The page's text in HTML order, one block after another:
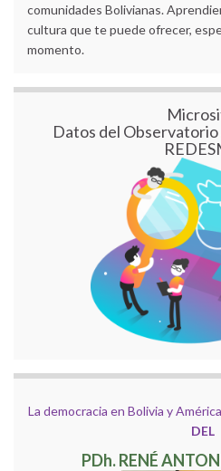
comunidades Bolivianas.
cultura que te puede ofrecer,
momento.
Datos del
La democracia en Bolivia y
DEL
PDh. RENÉ